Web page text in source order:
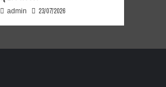
admin 23/07/2026